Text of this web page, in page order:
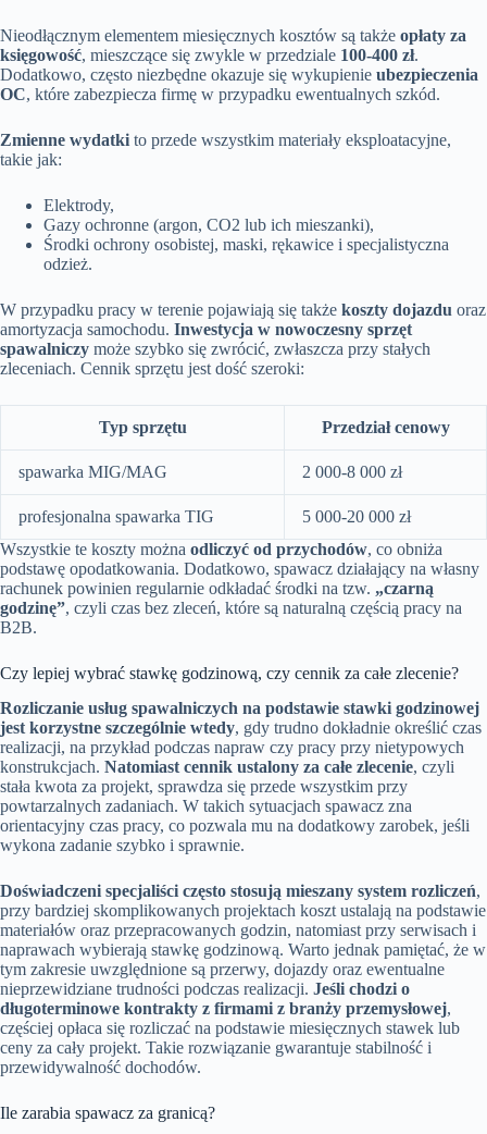
Nieodłącznym elementem miesięcznych kosztów są także opłaty za
księgowość, mieszczące się zwykle w przedziale 100-400 zł.
Dodatkowo, często niezbędne okazuje się wykupienie ubezpieczenia
OC, które zabezpiecza firmę w przypadku ewentualnych szkód.
Zmienne wydatki to przede wszystkim materiały eksploatacyjne,
takie jak:
Elektrody,
Gazy ochronne (argon, CO2 lub ich mieszanki),
Środki ochrony osobistej, maski, rękawice i specjalistyczna
odzież.
W przypadku pracy w terenie pojawiają się także koszty dojazdu oraz
amortyzacja samochodu. Inwestycja w nowoczesny sprzęt
spawalniczy może szybko się zwrócić, zwłaszcza przy stałych
zleceniach. Cennik sprzętu jest dość szeroki:
Typ sprzętu Przedział cenowy
spawarka MIG/MAG 2 000-8 000 zł
profesjonalna spawarka TIG
5 000-20 000 zł
Wszystkie te koszty można odliczyć od przychodów, co obniża
podstawę opodatkowania. Dodatkowo, spawacz działający na własny
rachunek powinien regularnie odkładać środki na tzw. „czarną
godzinę”, czyli czas bez zleceń, które są naturalną częścią pracy na
B2B.
Czy lepiej wybrać stawkę godzinową, czy cennik za całe zlecenie?
Rozliczanie usług spawalniczych na podstawie stawki godzinowej
jest korzystne szczególnie wtedy, gdy trudno dokładnie określić czas
realizacji, na przykład podczas napraw czy pracy przy nietypowych
konstrukcjach. Natomiast cennik ustalony za całe zlecenie, czyli
stała kwota za projekt, sprawdza się przede wszystkim przy
powtarzalnych zadaniach. W takich sytuacjach spawacz zna
orientacyjny czas pracy, co pozwala mu na dodatkowy zarobek, jeśli
wykona zadanie szybko i sprawnie.
Doświadczeni specjaliści często stosują mieszany system rozliczeń,
przy bardziej skomplikowanych projektach koszt ustalają na podstawie
materiałów oraz przepracowanych godzin, natomiast przy serwisach i
naprawach wybierają stawkę godzinową. Warto jednak pamiętać, że w
tym zakresie uwzględnione są przerwy, dojazdy oraz ewentualne
nieprzewidziane trudności podczas realizacji. Jeśli chodzi o
długoterminowe kontrakty z firmami z branży przemysłowej,
częściej opłaca się rozliczać na podstawie miesięcznych stawek lub
ceny za cały projekt. Takie rozwiązanie gwarantuje stabilność i
przewidywalność dochodów.
Ile zarabia spawacz za granicą?